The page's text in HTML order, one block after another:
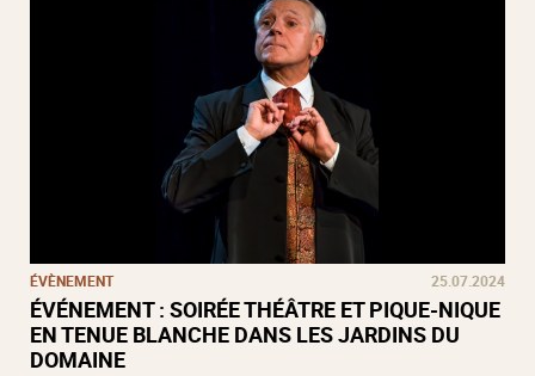
ÉVÈNEMENT 25.07.2024
ÉVÉNEMENT : SOIRÉE THÉÂTRE ET PIQUE-NIQUE
EN TENUE BLANCHE DANS LES JARDINS DU
DOMAINE